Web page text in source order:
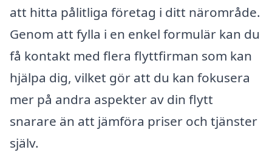
att hitta pålitliga företag i ditt närområde.
Genom att fylla i en enkel formulär kan du
få kontakt med flera flyttfirman som kan
hjälpa dig, vilket gör att du kan fokusera
mer på andra aspekter av din flytt
snarare än att jämföra priser och tjänster
själv.